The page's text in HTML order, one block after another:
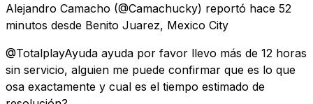
Alejandro Camacho (@Camachucky) reportó hace 52
minutos desde Benito Juarez, Mexico City
@TotalplayAyuda ayuda por favor llevo más de 12 horas
sin servicio, alguien me puede confirmar que es lo que
osa exactamente y cual es el tiempo estimado de